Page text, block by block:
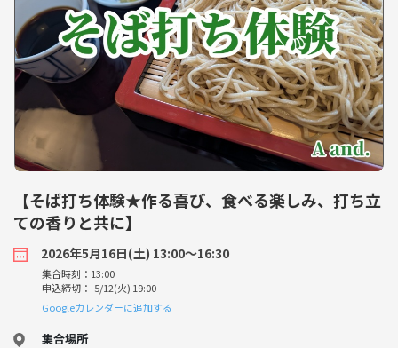
【そば打ち体験★作る喜び、食べる楽しみ、打ち立
ての香りと共に】
2026年5月16日(土) 13:00〜16:30
集合時刻：13:00
申込締切： 5/12(火) 19:00
Googleカレンダーに追加する
集合場所